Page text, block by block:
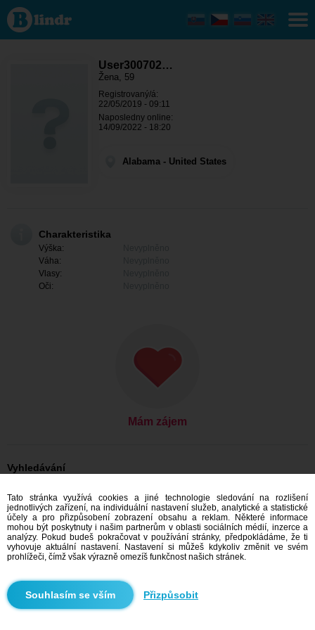
User300702301
- Ona hledá
někoho
Alabama
User300702…
Žena, 59
Registrovaný/á:
22/05/2019 - 09:11
Naposledny online:
14/09/2022 - 18:20
Alabama - United States
Charakteristika
Výška:
Váha:
Vlasy:
Oči:
Mám zájem
Vyhledávání
Ona hledá jeho: Ženy, 59
Ona hledá jeho: Ženy, 59 - United States
Ona hledá jeho: Ženy, 59 - Alabama
Seznamka United States
Seznamka Alabama
Doporučujeme
Tato stránka využívá cookies a jiné technologie sledování na rozlišení
jednotlivých zařízení, na individuální nastavení služeb, analytické a statistické
účely a pro přizpůsobení zobrazení obsahu a reklam. Některé informace
mohou být poskytnuty i našim partnerům v oblasti sociálních médií, inzerce a
analýzy. Pokud budeš pokračovat v používání stránky, předpokládáme, že ti
vyhovuje aktuální nastavení. Nastavení si můžeš kdykoliv změnit ve svém
prohlížeči, čímž však výrazně omezíš funkčnost našich stránek.
Přizpůsobit